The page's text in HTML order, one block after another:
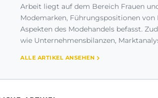
Arbeit liegt auf dem Bereich Frauen
Modemarken, Führungspositionen
Aspekten des Modehandels befasst.
wie Unternehmensbilanzen,
ALLE ARTIKEL ANSEHEN